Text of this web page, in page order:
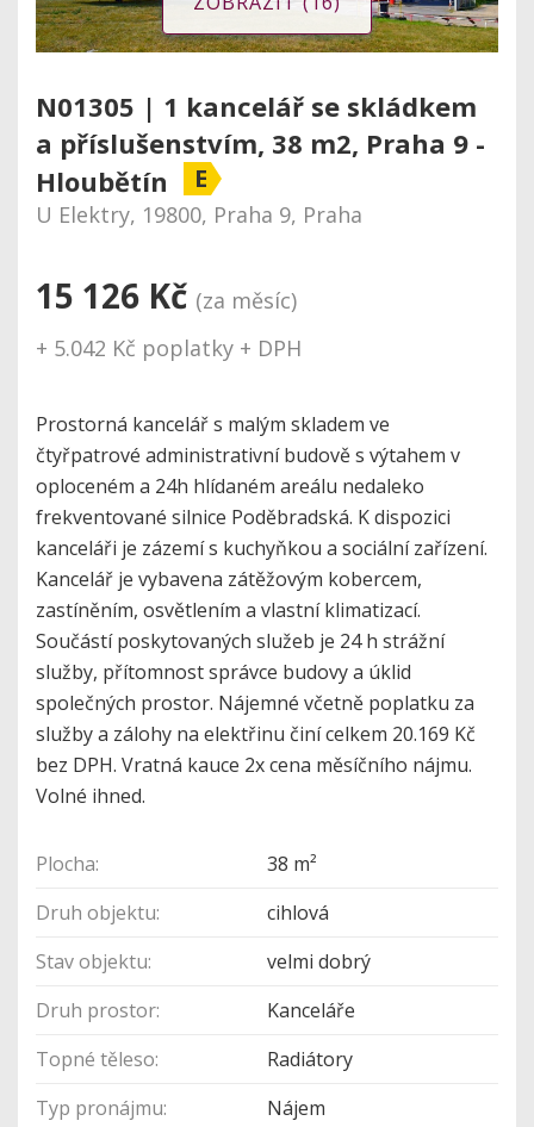
N01305 | 1 kancelář se skládkem
a příslušenstvím, 38 m2, Praha 9 -
Hloubětín
E
U Elektry, 19800, Praha 9, Praha
15 126 Kč (za měsíc)
+ 5.042 Kč poplatky + DPH
Prostorná kancelář s malým skladem ve
čtyřpatrové administrativní budově s výtahem v
oploceném a 24h hlídaném areálu nedaleko
frekventované silnice Poděbradská. K dispozici
kanceláři je zázemí s kuchyňkou a sociální zařízení.
Kancelář je vybavena zátěžovým kobercem,
zastíněním, osvětlením a vlastní klimatizací.
Součástí poskytovaných služeb je 24 h strážní
služby, přítomnost správce budovy a úklid
společných prostor. Nájemné včetně poplatku za
služby a zálohy na elektřinu činí celkem 20.169 Kč
bez DPH. Vratná kauce 2x cena měsíčního nájmu.
Volné ihned.
Plocha:
38 m²
Druh objektu:
cihlová
Stav objektu:
velmi dobrý
Druh prostor:
Kanceláře
Topné těleso:
Radiátory
Typ pronájmu:
Nájem